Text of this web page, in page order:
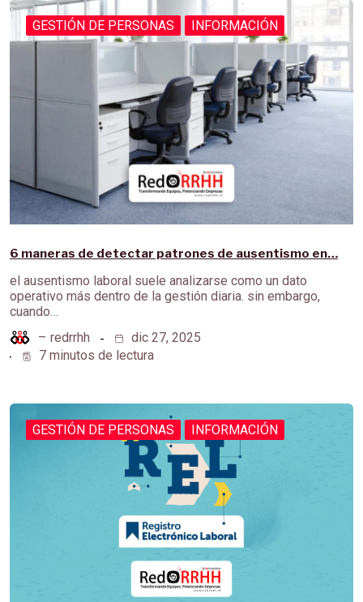
GESTIÓN DE PERSONAS INFORMACIÓN
6 maneras de detectar patrones de ausentismo en…
el ausentismo laboral suele analizarse como un dato
operativo más dentro de la gestión diaria. sin embargo,
cuando…
– redrrhh
dic 27, 2025
7 minutos de lectura
GESTIÓN DE PERSONAS INFORMACIÓN